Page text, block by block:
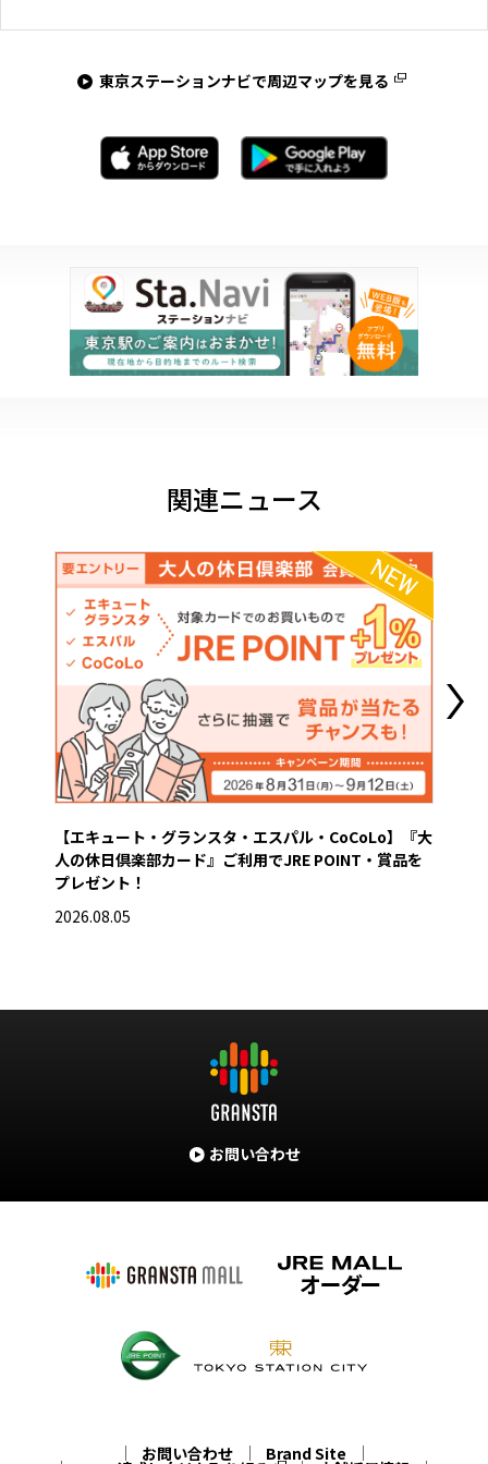
東京ステーションナビで周辺マップを見る
関連ニュース
【エキュート・グランスタ・エスパル・CoCoLo】『大
人の休日倶楽部カード』ご利用でJRE POINT・賞品を
プレゼント！
2026.08.05
お問い合わせ
お問い合わせ Brand Site